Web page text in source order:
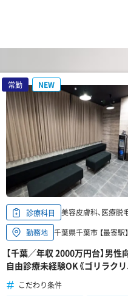
常勤
NEW
診療科目
美容皮膚科、医療脱
勤務地 千葉県千葉市 【最寄
【千葉／年収 2000万円台】男
自由診療未経験OK《ゴリラクリ
こだわり条件